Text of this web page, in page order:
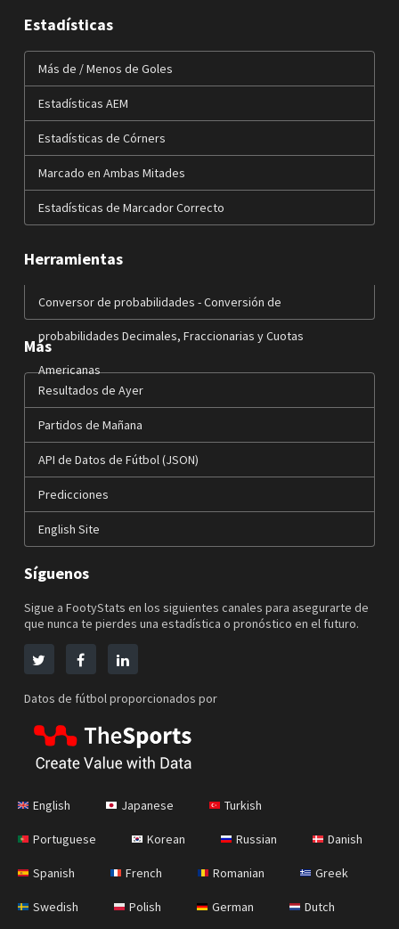
Estadísticas
Más de / Menos de Goles
Estadísticas AEM
Estadísticas de Córners
Marcado en Ambas Mitades
Estadísticas de Marcador Correcto
Herramientas
Conversor de probabilidades - Conversión de
probabilidades Decimales, Fraccionarias y Cuotas
Americanas
Más
Resultados de Ayer
Partidos de Mañana
API de Datos de Fútbol (JSON)
Predicciones
English Site
Síguenos
Sigue a FootyStats en los siguientes canales para asegurarte de
que nunca te pierdes una estadística o pronóstico en el futuro.
Datos de fútbol proporcionados por
English Japanese Turkish
Portuguese Korean Russian Danish
Spanish French Romanian Greek
Swedish Polish German Dutch